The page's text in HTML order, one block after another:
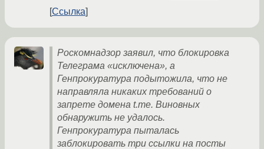
Ссылка
Роскомнадзор заявил, что блокировка
Телеграма «исключена», а
Генпрокуратура подытожила, что не
направляла никаких требований о
запрете домена t.me. Виновных
обнаружить не удалось.
Генпрокуратура пыталась
заблокировать три ссылки на посты